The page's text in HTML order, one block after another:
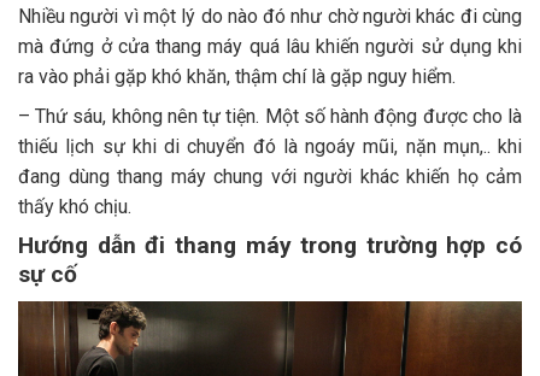
Nhiều người vì một lý do nào đó như chờ người khác đi cùng
mà đứng ở cửa thang máy quá lâu khiến người sử dụng khi
ra vào phải gặp khó khăn, thậm chí là gặp nguy hiểm.
– Thứ sáu, không nên tự tiện. Một số hành động được cho là
thiếu lịch sự khi di chuyển đó là ngoáy mũi, nặn mụn,.. khi
đang dùng thang máy chung với người khác khiến họ cảm
thấy khó chịu.
Hướng dẫn đi thang máy trong trường hợp có
sự cố